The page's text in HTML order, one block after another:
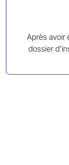
Après avoir
dossier